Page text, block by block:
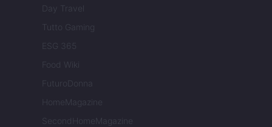
Day Travel
Tutto Gaming
ESG 365
Food Wiki
FuturoDonna
HomeMagazine
SecondHomeMagazine